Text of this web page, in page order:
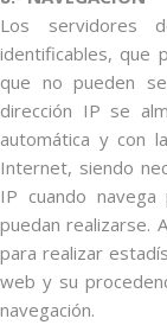
Los servidores
identificables, que
que no pueden
dirección IP se
automática y con
Internet, siendo
IP cuando
puedan realizarse.
para realizar
web y su
navegación.